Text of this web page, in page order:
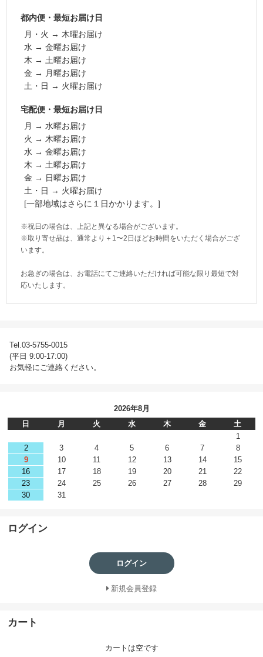
都内便・最短お届け日
月・火 → 木曜お届け
水 → 金曜お届け
木 → 土曜お届け
金 → 月曜お届け
土・日 → 火曜お届け
宅配便・最短お届け日
月 → 水曜お届け
火 → 木曜お届け
水 → 金曜お届け
木 → 土曜お届け
金 → 日曜お届け
土・日 → 火曜お届け
[一部地域はさらに１日かかります。]
※祝日の場合は、上記と異なる場合がございます。
※取り寄せ品は、通常より＋1〜2日ほどお時間をいただく場合がござ
います。
お急ぎの場合は、お電話にてご連絡いただければ可能な限り最短で対
応いたします。
Tel.03-5755-0015
(平日 9:00-17:00)
お気軽にご連絡ください。
2026年8月
日
月 火 水 木 金
土
1
2
3 4 5 6 7
8
9
10 11 12 13 14
15
16
17 18 19 20 21
22
23
24 25 26 27 28
29
30
31
ログイン
ログイン
新規会員登録
カート
カートは空です